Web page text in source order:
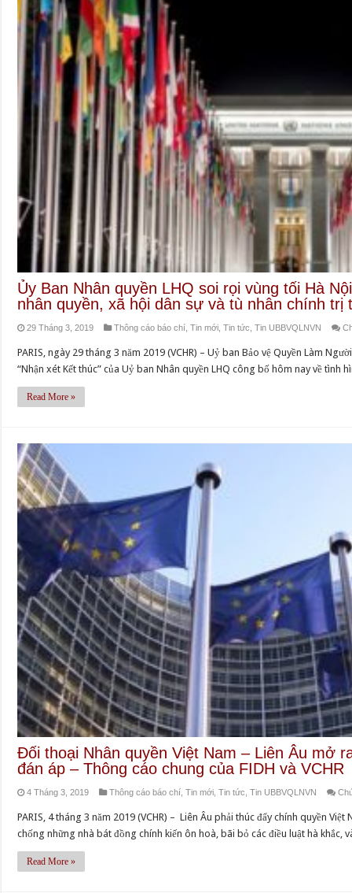
Ủy Ban Nhân quyền LHQ soi rọi vùng tối Hà
nhân quyền, xã hội dân sự và tù nhân chính trị
29 Tháng 3, 2019 Thông cáo báo chí ,Tin mới ,Tin tức ,Tin UBBVQLNVN
PARIS, ngày 29 tháng 3 năm 2019 (VCHR) – Uỷ ban Bảo vệ Quyền Làm
“Nhận xét Kết thúc” của Uỷ ban Nhân quyền LHQ công bố hôm nay về tình
Read More »
Đối thoại Nhân quyền Việt Nam – Liên Âu mở
đán áp – Thông cáo chung của FIDH và VCHR
4 Tháng 3, 2019 Thông cáo báo chí ,Tin mới ,Tin tức ,Tin UBBVQLNVN
PARIS, 4 tháng 3 năm 2019 (VCHR) – Liên Âu phải thúc đẩy chính quyền
chống những nhà bát đồng chính kiến ôn hoà, bãi bỏ các điều luật hà khắc,
Read More »